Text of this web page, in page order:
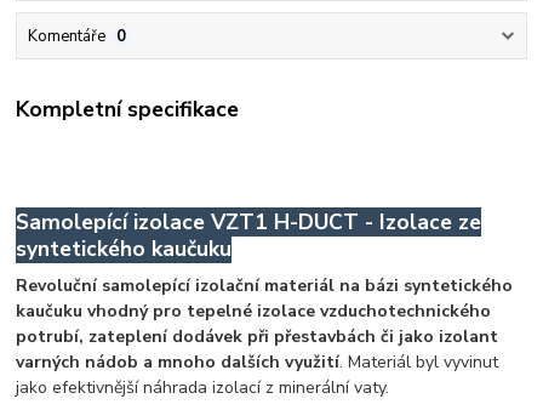
Komentáře 0
Kompletní specifikace
Samolepící izolace VZT1 H-DUCT - Izolace ze
syntetického kaučuku
Revoluční samolepící izolační materiál na bázi syntetického
kaučuku vhodný pro tepelné izolace vzduchotechnického
potrubí, zateplení dodávek při přestavbách či jako izolant
varných nádob a mnoho dalších využití. Materiál byl vyvinut
jako efektivnější náhrada izolací z minerální vaty.